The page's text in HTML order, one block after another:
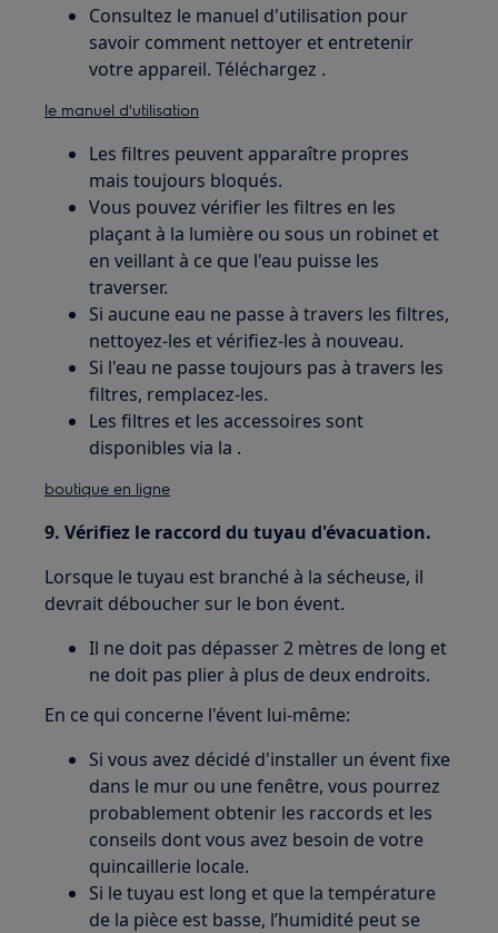
Consultez le manuel d'utilisation pour
savoir comment nettoyer et entretenir
votre appareil. Téléchargez .
le manuel d'utilisation
Les filtres peuvent apparaître propres
mais toujours bloqués.
Vous pouvez vérifier les filtres en les
plaçant à la lumière ou sous un robinet et
en veillant à ce que l'eau puisse les
traverser.
Si aucune eau ne passe à travers les filtres,
nettoyez-les et vérifiez-les à nouveau.
Si l'eau ne passe toujours pas à travers les
filtres, remplacez-les.
Les filtres et les accessoires sont
disponibles via la .
boutique en ligne
9. Vérifiez le raccord du tuyau d'évacuation.
Lorsque le tuyau est branché à la sécheuse, il
devrait déboucher sur le bon évent.
Il ne doit pas dépasser 2 mètres de long et
ne doit pas plier à plus de deux endroits.
En ce qui concerne l'évent lui-même:
Si vous avez décidé d'installer un évent fixe
dans le mur ou une fenêtre, vous pourrez
probablement obtenir les raccords et les
conseils dont vous avez besoin de votre
quincaillerie locale.
Si le tuyau est long et que la température
de la pièce est basse, l’humidité peut se